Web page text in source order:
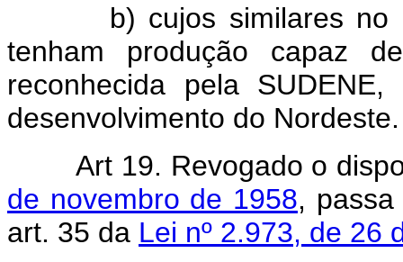
b) cujos similares no
tenham produção capaz
reconhecida pela
desenvolvimento do Nordeste.
Art 19. Revogado o
de novembro de 1958,
art. 35 da Lei nº 2.973, de 26